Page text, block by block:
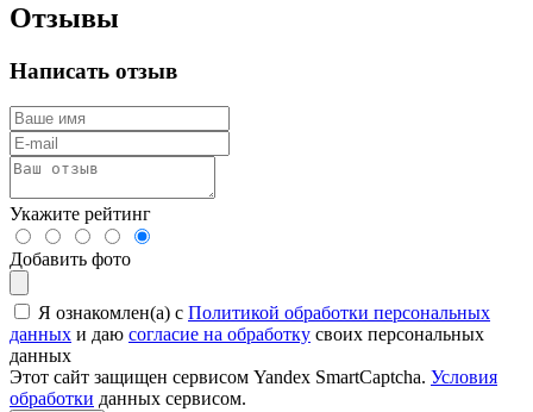
Отзывы
Написать отзыв
Укажите рейтинг
Добавить фото
Я ознакомлен(а) с Политикой обработки персональных
данных и даю согласие на обработку своих персональных
данных
Этот сайт защищен сервисом Yandex SmartCaptcha. Условия
обработки данных сервисом.